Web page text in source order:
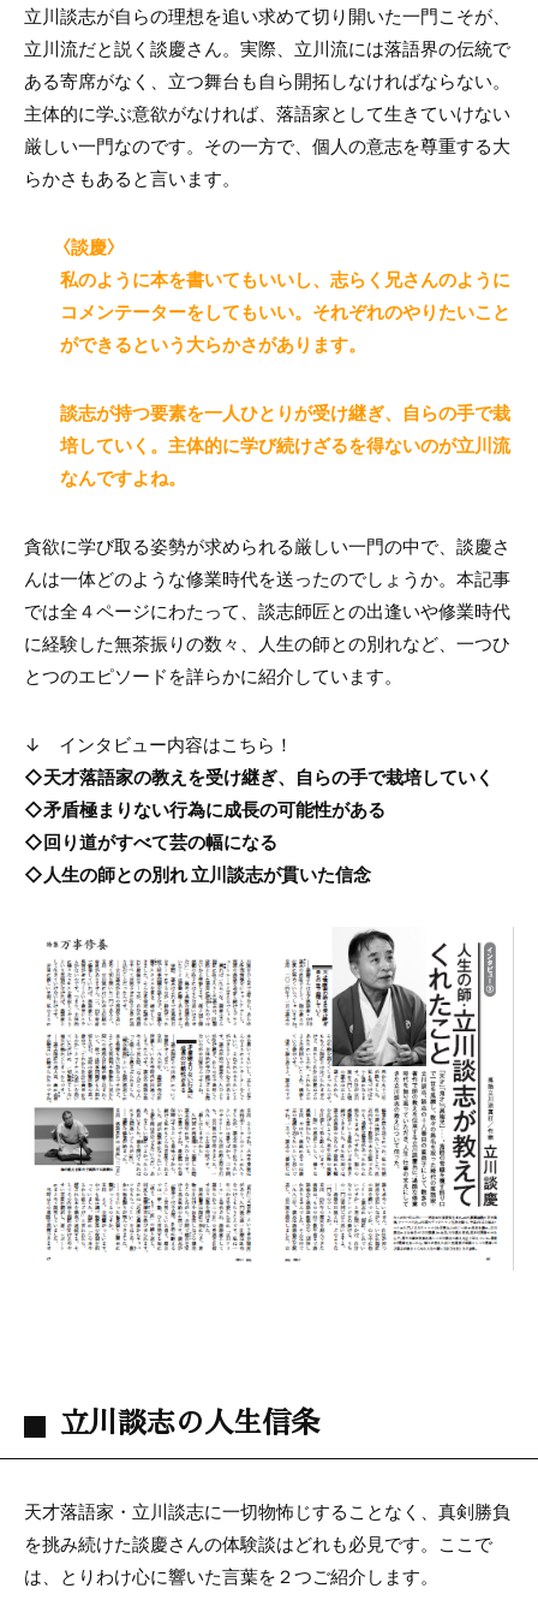
立川談志が自らの理想を追い求めて切り開いた一門こそが、
立川流だと説く談慶さん。実際、立川流には落語界の伝統で
ある寄席がなく、立つ舞台も自ら開拓しなければならない。
主体的に学ぶ意欲がなければ、落語家として生きていけない
厳しい一門なのです。その一方で、個人の意志を尊重する大
らかさもあると言います。
〈談慶〉
私のように本を書いてもいいし、志らく兄さんのように
コメンテーターをしてもいい。それぞれのやりたいこと
ができるという大らかさがあります。
談志が持つ要素を一人ひとりが受け継ぎ、自らの手で栽
培していく。主体的に学び続けざるを得ないのが立川流
なんですよね。
貪欲に学び取る姿勢が求められる厳しい一門の中で、談慶さ
んは一体どのような修業時代を送ったのでしょうか。本記事
では全４ページにわたって、談志師匠との出逢いや修業時代
に経験した無茶振りの数々、人生の師との別れなど、一つひ
とつのエピソードを詳らかに紹介しています。
↓ インタビュー内容はこちら！
◇天才落語家の教えを受け継ぎ、自らの手で栽培していく
◇矛盾極まりない行為に成長の可能性がある
◇回り道がすべて芸の幅になる
◇人生の師との別れ 立川談志が貫いた信念
立川談志の人生信条
天才落語家・立川談志に一切物怖じすることなく、真剣勝負
を挑み続けた談慶さんの体験談はどれも必見です。ここで
は、とりわけ心に響いた言葉を２つご紹介します。